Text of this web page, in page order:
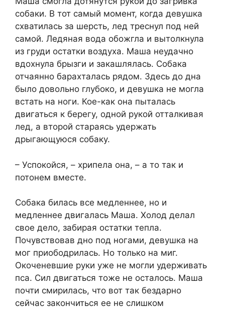
собаки. В тот самый момент, когда девушка
схватилась за шерсть, лед треснул под ней
самой. Ледяная вода обожгла и вытолкнула
из груди остатки воздуха. Маша неудачно
вдохнула брызги и закашлялась. Собака
отчаянно барахталась рядом. Здесь до дна
было довольно глубоко, и девушка не могла
встать на ноги. Кое-как она пыталась
двигаться к берегу, одной рукой отталкивая
лед, а второй стараясь удержать
дрыгающуюся собаку.
– Успокойся, – хрипела она, – а то так и
потонем вместе.
Собака билась все медленнее, но и
медленнее двигалась Маша. Холод делал
свое дело, забирая остатки тепла.
Почувствовав дно под ногами, девушка на
мог приободрилась. Но только на миг.
Окоченевшие руки уже не могли удерживать
пса. Сил двигаться тоже не осталось. Маша
почти смирилась, что вот так бездарно
сейчас закончиться ее не слишком